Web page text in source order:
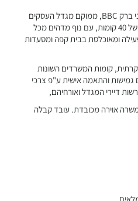
בלב מתחם העסקים החדש של בני ברק BBC, ממוקם מגדל העסקים
"ב.ס.ר 4", המגדל מתנשא לגובה של 40 קומות, עם נוף מדהים מכל
ומאוכלסת בבית קפה ומסעדות
קומות המשרדים השונות
גמישות והתאמה אישית ע"פ צרכי
דיירי המגדל ואורחיהם,
אוירה מכובדת. עובד קבלה